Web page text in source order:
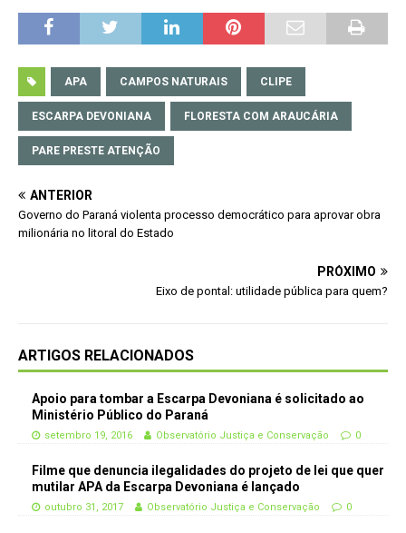
APA CAMPOS NATURAIS CLIPE
ESCARPA DEVONIANA FLORESTA COM ARAUCÁRIA
PARE PRESTE ATENÇÃO
ANTERIOR
Governo do Paraná violenta processo democrático para aprovar obra
milionária no litoral do Estado
PRÓXIMO
Eixo de pontal: utilidade pública para quem?
ARTIGOS RELACIONADOS
Apoio para tombar a Escarpa Devoniana é solicitado ao
Ministério Público do Paraná
setembro 19, 2016 Observatório Justiça e Conservação 0
Filme que denuncia ilegalidades do projeto de lei que quer
mutilar APA da Escarpa Devoniana é lançado
outubro 31, 2017 Observatório Justiça e Conservação 0